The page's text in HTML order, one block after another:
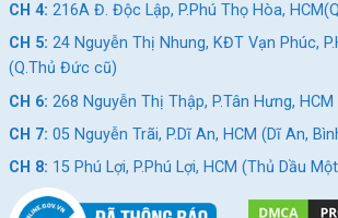
CH 4: 216A Đ. Độc Lập, P.Phú Thọ Hòa,
CH 5: 24 Nguyễn Thị Nhung, KĐT Vạn Phúc,
(Q.Thủ Đức cũ)
CH 6: 268 Nguyễn Thị Thập, P.Tân Hưng,
CH 7: 05 Nguyễn Trãi, P.Dĩ An, HCM (Dĩ An,
CH 8: 15 Phú Lợi, P.Phú Lợi, HCM (Thủ Dầu